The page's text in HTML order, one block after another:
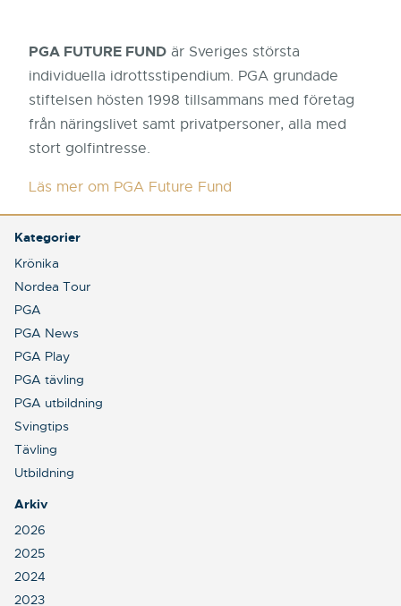
PGA FUTURE FUND är Sveriges största
individuella idrottsstipendium. PGA grundade
stiftelsen hösten 1998 tillsammans med företag
från näringslivet samt privatpersoner, alla med
stort golfintresse.
Läs mer om PGA Future Fund
Kategorier
Krönika
Nordea Tour
PGA
PGA News
PGA Play
PGA tävling
PGA utbildning
Svingtips
Tävling
Utbildning
Arkiv
2026
2025
2024
2023